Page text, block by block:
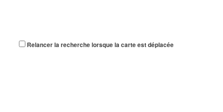
Relancer la recherche lorsque la carte est déplacée